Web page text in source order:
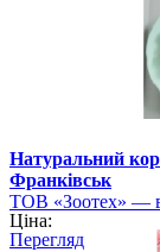
Натуральний
Франківськ
ТОВ «Зоотех» —
тварин
Ціна:
Перегляд